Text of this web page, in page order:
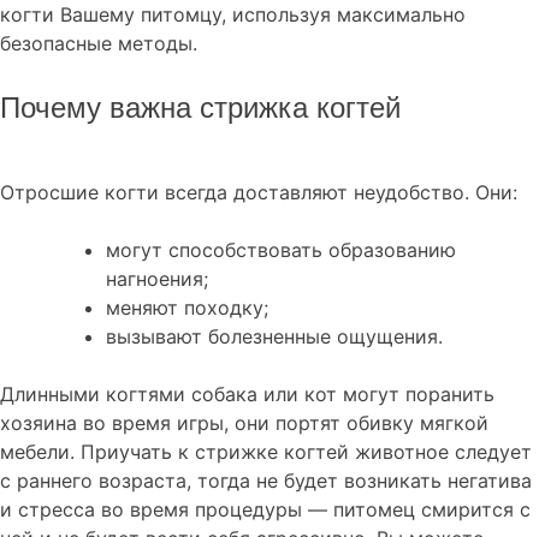
когти Вашему питомцу, используя максимально
безопасные методы.
Почему важна стрижка когтей
Отросшие когти всегда доставляют неудобство. Они:
могут способствовать образованию
нагноения;
меняют походку;
вызывают болезненные ощущения.
Длинными когтями собака или кот могут поранить
хозяина во время игры, они портят обивку мягкой
мебели. Приучать к стрижке когтей животное следует
с раннего возраста, тогда не будет возникать негатива
и стресса во время процедуры — питомец смирится с